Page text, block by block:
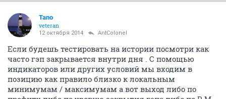
Tano
veteran
12 октября 2014 AntColonel
Если будешь тестировать на истории посмотри как
часто гэп закрывается внутри дня . С помощью
индикаторов или других условий мы входим в
позицию как правило близко к локальным
минимумам / максимумам а вот выход либо по